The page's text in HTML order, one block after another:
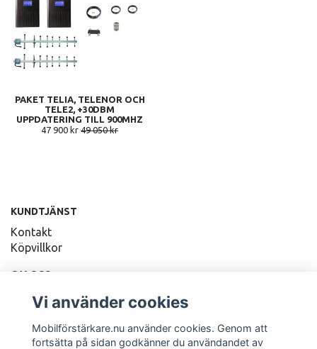
PAKET TELIA, TELENOR OCH
TELE2, +30DBM
UPPDATERING TILL 900MHZ
47 900 kr 49 050 kr
KUNDTJÄNST
Kontakt
Köpvillkor
OM OSS
Vi fokuserar på kvalitet och kunskap!
Nöjda kunder är vårt viktigaste mål!
Vi använder cookies
Mobilförstärkare.nu använder cookies. Genom att
fortsätta på sidan godkänner du användandet av